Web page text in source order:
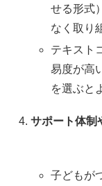
せる形式
なく取り
テキスト
易度が高
を選ぶと
サポート体制
子どもが